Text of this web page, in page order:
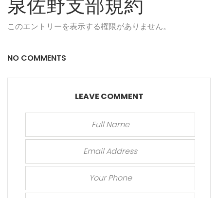
泉佐野支部規約
このエントリーを表示する権限がありません。
NO COMMENTS
LEAVE COMMENT